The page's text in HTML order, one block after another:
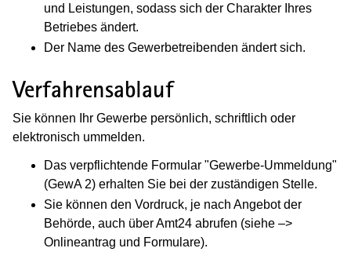
und Leistungen, sodass sich der Charakter Ihres
Betriebes ändert.
Der Name des Gewerbetreibenden ändert sich.
Verfahrensablauf
Sie können Ihr Gewerbe persönlich, schriftlich oder
elektronisch ummelden.
Das verpflichtende Formular "Gewerbe-Ummeldung"
(GewA 2) erhalten Sie bei der zuständigen Stelle.
Sie können den Vordruck, je nach Angebot der
Behörde, auch über Amt24 abrufen (siehe –>
Onlineantrag und Formulare).